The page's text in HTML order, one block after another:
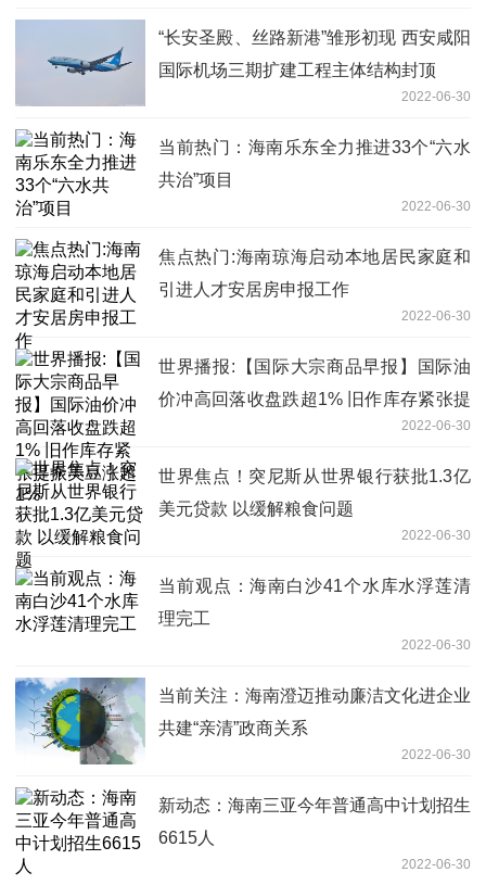
“长安圣殿、丝路新港”雏形初现 西安咸阳
国际机场三期扩建工程主体结构封顶
2022-06-30
当前热门：海南乐东全力推进33个“六水
共治”项目
2022-06-30
焦点热门:海南琼海启动本地居民家庭和
引进人才安居房申报工作
2022-06-30
世界播报:【国际大宗商品早报】国际油
价冲高回落收盘跌超1% 旧作库存紧张提
2022-06-30
世界焦点！突尼斯从世界银行获批1.3亿
美元贷款 以缓解粮食问题
2022-06-30
当前观点：海南白沙41个水库水浮莲清
理完工
2022-06-30
当前关注：海南澄迈推动廉洁文化进企业
共建“亲清”政商关系
2022-06-30
新动态：海南三亚今年普通高中计划招生
6615人
2022-06-30